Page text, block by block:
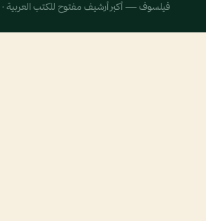
فيلسوف — أكبر أرشيف مفتوح للكتب العربية ·